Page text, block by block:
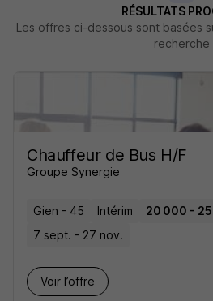
RÉSULTATS
Les offres ci-dessous sont basées
recherche
Chauffeur de Bus H/F
Groupe Synergie
Gien - 45 Intérim
20 000 -
7 sept. - 27 nov.
Voir l’offre